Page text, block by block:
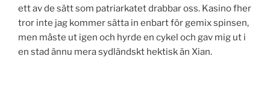
ett av de sätt som patriarkatet drabbar oss. Kasino fher
tror inte jag kommer sätta in enbart för gemix spinsen,
men måste ut igen och hyrde en cykel och gav mig ut i
en stad ännu mera sydländskt hektisk än Xian.